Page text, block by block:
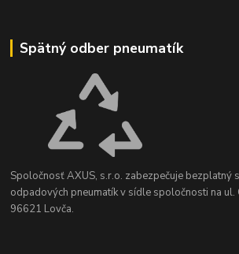
Spätný odber pneumatík
Spoločnosť AXUS, s.r.o. zabezpečuje bezplatný
odpadových pneumatík v sídle spoločnosti na ul.
96621 Lovča.